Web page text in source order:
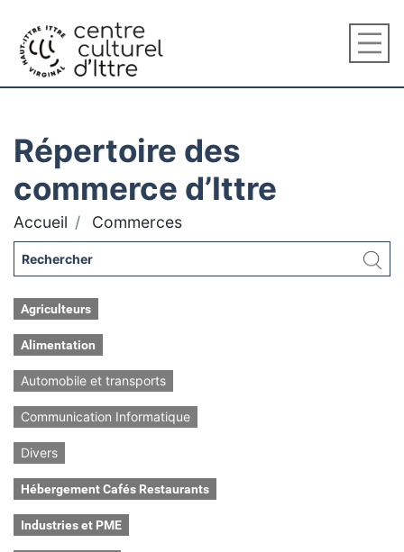
Répertoire des
commerce d’Ittre
Accueil Commerces
Agriculteurs
Alimentation
Automobile et transports
Communication Informatique
Divers
Hébergement Cafés Restaurants
Industries et PME